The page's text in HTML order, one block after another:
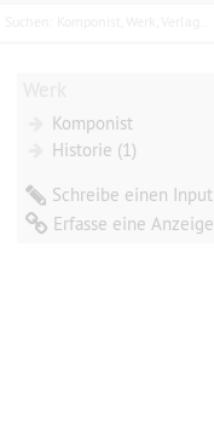
Komponist
Historie (1)
Schreibe einen Input
Erfasse eine Anzeige